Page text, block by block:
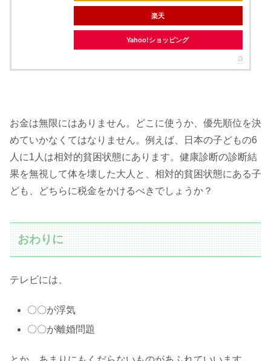
楽天
Yahoo!ショッピング
お金は無限にはありません。どこに使うか、優先順位を決
めていかなくてはなりません。例えば、日本の子どもの6
人に1人は相対的貧困状態にあります。健康診断の診断結
果を無視して体を壊した大人と、相対的貧困状態にある子
ども、どちらに税金をかけるべきでしょうか？
おわりに
テレビには、
〇〇が浮気
〇〇が離婚問題